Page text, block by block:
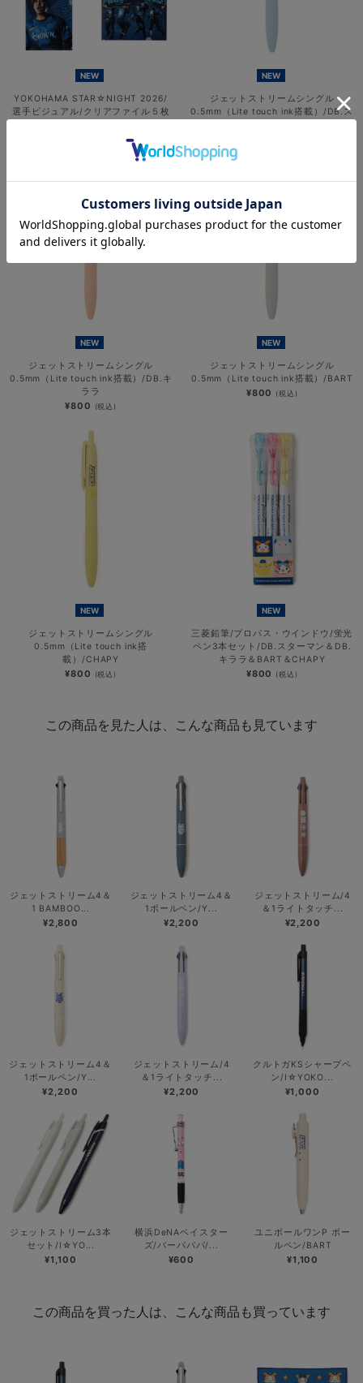
NEW
YOKOHAMA STAR☆NIGHT 2026/
選手ビジュアル/クリアファイル５枚
NEW
ジェットストリームシングル
0.5mm（Lite touch ink搭載）/DB.ス
NEW
ジェットストリームシングル
0.5mm（Lite touch ink搭載）/DB.キ
ララ
¥800 (税込)
NEW
ジェットストリームシングル
0.5mm（Lite touch ink搭載）/BART
¥800 (税込)
NEW
ジェットストリームシングル
0.5mm（Lite touch ink搭
載）/CHAPY
¥800 (税込)
NEW
三菱鉛筆/プロパス・ウインドウ/蛍光
ペン3本セット/DB.スターマン＆DB.
キララ＆BART＆CHAPY
¥800 (税込)
この商品を見た人は、こんな商品も見ています
ジェットストリーム4＆
1 BAMBOO...
¥2,800
ジェットストリーム4＆
1ボールペン/Y...
¥2,200
ジェットストリーム/4
＆1ライトタッチ...
¥2,200
ジェットストリーム4＆
1ボールペン/Y...
¥2,200
ジェットストリーム/4
＆1ライトタッチ...
¥2,200
クルトガKSシャープペ
ン/I☆YOKO...
¥1,000
ジェットストリーム3本
セット/I☆YO...
¥1,100
横浜DeNAベイスター
ズ/バーバパパ/...
¥600
ユニボールワンP ボー
ルペン/BART
¥1,100
この商品を買った人は、こんな商品も買っています